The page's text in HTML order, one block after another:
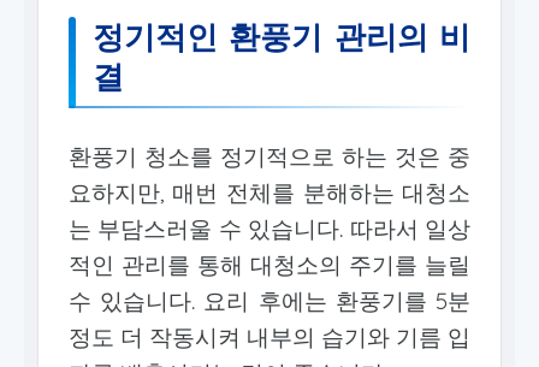
정기적인 환풍기 관리의 비
결
환풍기 청소를 정기적으로 하는 것은 중
요하지만, 매번 전체를 분해하는 대청소
는 부담스러울 수 있습니다. 따라서 일상
적인 관리를 통해 대청소의 주기를 늘릴
수 있습니다. 요리 후에는 환풍기를 5분
정도 더 작동시켜 내부의 습기와 기름 입